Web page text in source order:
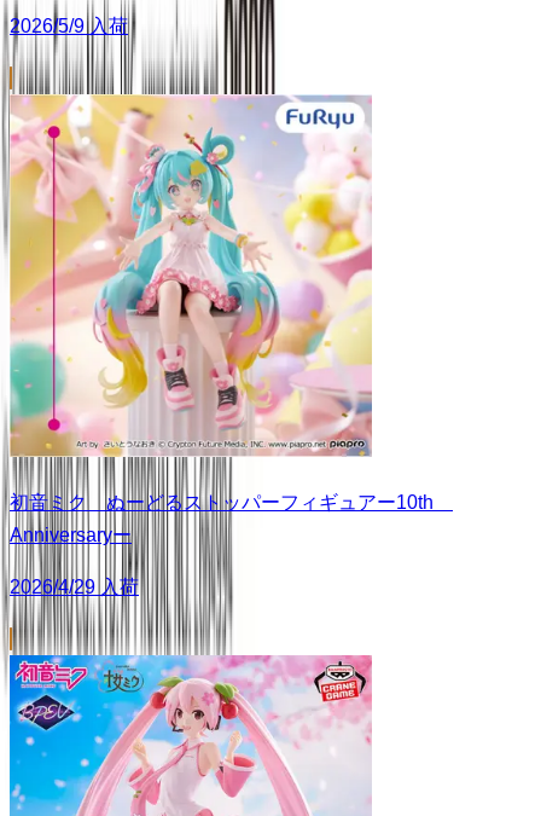
2026/5/9 入荷
初音ミク ぬーどるストッパーフィギュアー10th
Anniversaryー
2026/4/29 入荷